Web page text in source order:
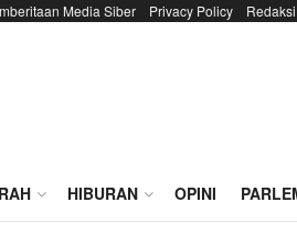
Media Siber Privacy Policy Redaksi
HIBURAN OPINI